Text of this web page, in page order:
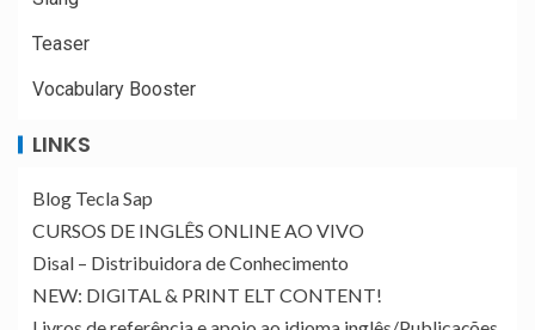
Teaser
Vocabulary Booster
LINKS
Blog Tecla Sap
CURSOS DE INGLÊS ONLINE AO VIVO
Disal – Distribuidora de Conhecimento
NEW: DIGITAL & PRINT ELT CONTENT!